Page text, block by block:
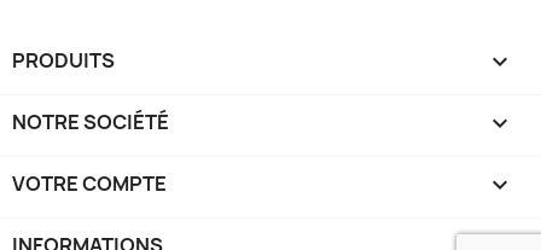
PRODUITS 
NOTRE SOCIÉTÉ 
VOTRE COMPTE 